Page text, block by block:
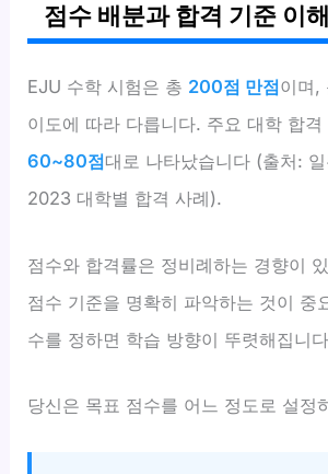
점수 배분과 합격 기준 이해
EJU 수학 시험은 총 200점 만점이며,
이도에 따라 다릅니다. 주요 대학 합격
60~80점대로 나타났습니다 (출처:
2023 대학별 합격 사례).
점수와 합격률은 정비례하는 경향이
점수 기준을 명확히 파악하는 것이 중
수를 정하면 학습 방향이 뚜렷해집니
당신은 목표 점수를 어느 정도로 설정